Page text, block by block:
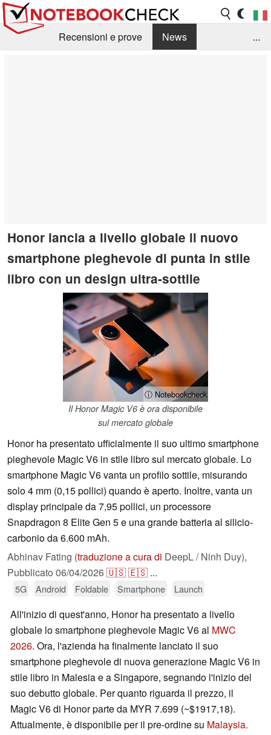
Recensioni e prove
News
...
Honor lancia a livello globale il nuovo
smartphone pieghevole di punta in stile
libro con un design ultra-sottile
ⓘ Notebookcheck
Il Honor Magic V6 è ora disponibile
sul mercato globale
Honor ha presentato ufficialmente il suo ultimo smartphone
pieghevole Magic V6 in stile libro sul mercato globale. Lo
smartphone Magic V6 vanta un profilo sottile, misurando
solo 4 mm (0,15 pollici) quando è aperto. Inoltre, vanta un
display principale da 7,95 pollici, un processore
Snapdragon 8 Elite Gen 5 e una grande batteria al silicio-
carbonio da 6.600 mAh.
Abhinav Fating (traduzione a cura di DeepL / Ninh Duy),
Pubblicato 06/04/2026🇺🇸🇪🇸 ...
5G Android Foldable Smartphone Launch
All'inizio di quest'anno, Honor ha presentato a livello
globale lo smartphone pieghevole Magic V6 al MWC
2026. Ora, l'azienda ha finalmente lanciato il suo
smartphone pieghevole di nuova generazione Magic V6 in
stile libro in Malesia e a Singapore, segnando l'inizio del
suo debutto globale. Per quanto riguarda il prezzo, il
Magic V6 di Honor parte da MYR 7.699 (~$1917,18).
Attualmente, è disponibile per il pre-ordine su Malaysia.